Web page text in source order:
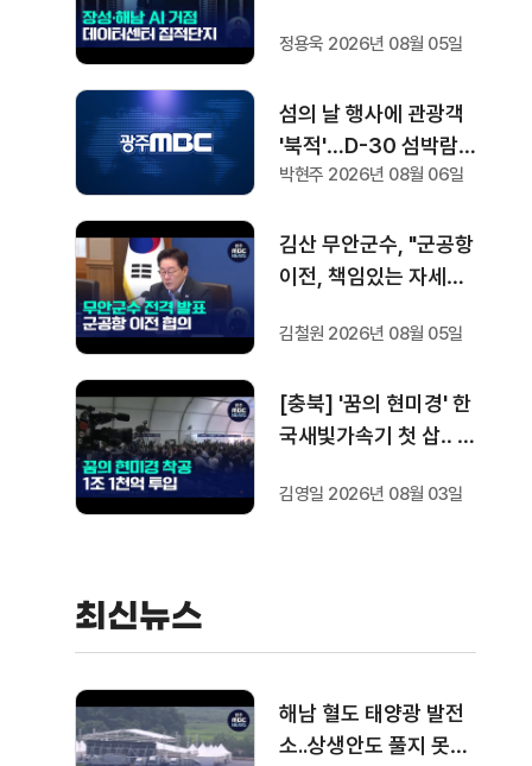
정용욱 2026년 08월 05일
섬의 날 행사에 관광객
'북적'…D-30 섬박람회
기대감도
박현주 2026년 08월 06일
김산 무안군수, "군공항
이전, 책임있는 자세로
김철원 2026년 08월 05일
[충북] '꿈의 현미경' 한
국새빛가속기 첫 삽‥ 1
완공
김영일 2026년 08월 03일
최신뉴스
해남 혈도 태양광 발전
소..상생안도 풀지 못한